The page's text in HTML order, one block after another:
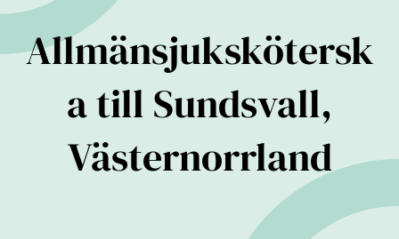
Allmänsjukskötersk
a till Sundsvall,
Västernorrland